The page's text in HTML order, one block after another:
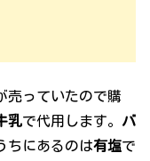
売っていたので購
乳で代用します。 バ
ちにあるのは有塩で